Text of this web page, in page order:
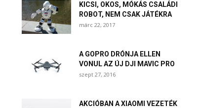
KICSI, OKOS, MÓKÁS CSALÁDI
ROBOT, NEM CSAK JÁTÉKRA
márc 22, 2017
A GOPRO DRÓNJA ELLEN
VONUL AZ ÚJ DJI MAVIC PRO
szept 27, 2016
AKCIÓBAN A XIAOMI VEZETÉK